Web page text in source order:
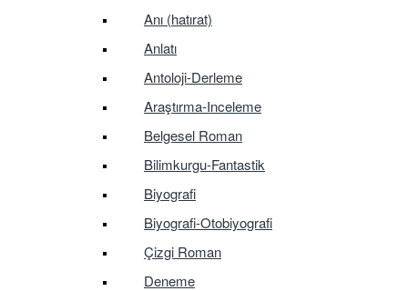
Anı (hatırat)
Anlatı
Antoloji-Derleme
Araştırma-Inceleme
Belgesel Roman
Bilimkurgu-Fantastik
Biyografi
Biyografi-Otobiyografi
Çizgi Roman
Deneme